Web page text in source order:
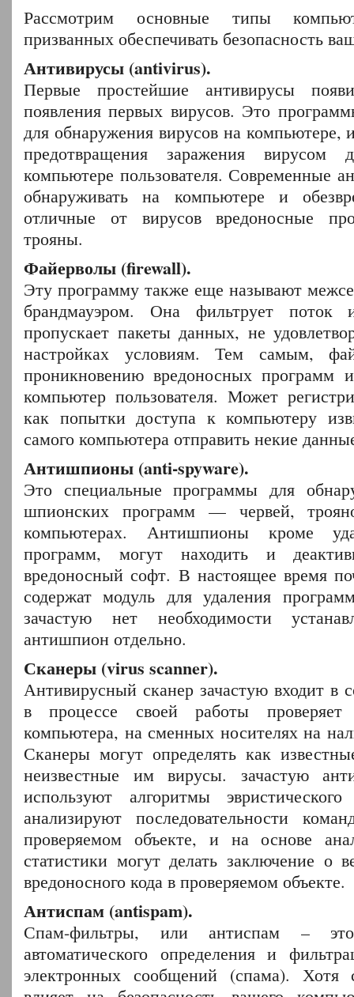
Рассмотрим основные типы
призванных обеспечивать безопасность
Антивирусы (antivirus).
Первые простейшие антивирусы
появления первых вирусов. Это
для обнаружения вирусов на компьютере,
предотвращения заражения вирусом
компьютере пользователя. Современные
обнаруживать на компьютере и
отличные от вирусов вредоносные
трояны.
Файерволы (firewall).
Эту программу также еще называют
брандмауэром. Она фильтрует
пропускает пакеты данных, не
настройках условиям. Тем самым,
проникновению вредоносных программ
компьютер пользователя. Может
как попытки доступа к компьютеру
самого компьютера отправить некие
Антишпионы (anti-spyware).
Это специальные программы для
шпионских программ — червей,
компьютерах. Антишпионы кроме
программ, могут находить и
вредоносный софт. В настоящее время
содержат модуль для удаления
зачастую нет необходимости
антишпион отдельно.
Сканеры (virus scanner).
Антивирусный сканер зачастую входит в
в процессе своей работы
компьютера, на сменных носителях на
Сканеры могут определять как
неизвестные им вирусы. зачастую
используют алгоритмы
анализируют последовательности
проверяемом объекте, и на основе
статистики могут делать заключение о
вредоносного кода в проверяемом объекте.
Антиспам (antispam).
Спам-фильтры, или антиспам –
автоматического определения и
электронных сообщений (спама).